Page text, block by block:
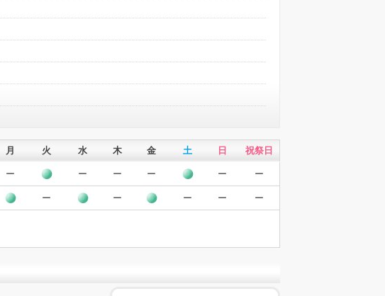
月 火 水 木 金 土 日 祝祭日
ー ー ー ー ー ー
ー ー ー ー ー